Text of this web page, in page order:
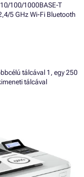
100/1000BASE-T
5 GHz Wi-Fi Bluetooth
tálcával 1, egy 250
tálcával